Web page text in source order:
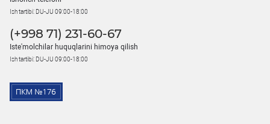
Ish tartibi: DU-JU 09:00-18:00
(+998 71) 231-60-67
Iste'molchilar huquqlarini himoya qilish
Ish tartibi: DU-JU 09:00-18:00